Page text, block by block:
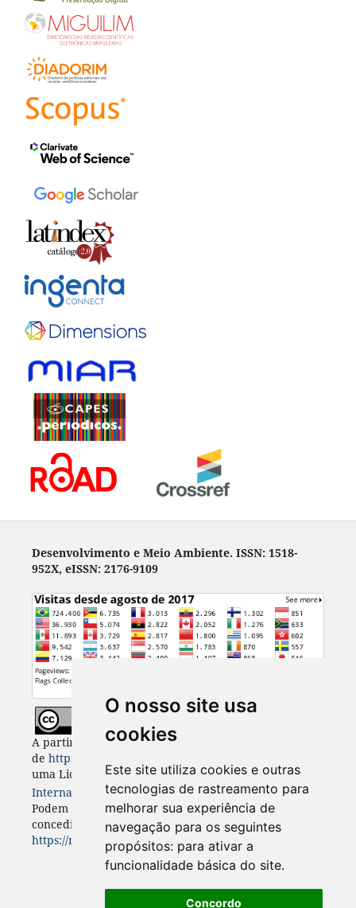
O nosso site usa
cookies
Este site utiliza cookies e outras
tecnologias de rastreamento para
melhorar sua experiência de
navegação para os seguintes
propósitos: para ativar a
funcionalidade básica do site.
Concordo
Desenvolvimento e Meio Ambiente. ISSN: 1518-
952X, eISSN: 2176-9109
A partir de 2023, Desenvolvimento e Meio Ambiente
de https://revistas.ufpr.br/made
uma Licença
Creative Commons - Atribuição 4.0
Internacional . CC BY 4.0
Podem estar disponíveis autorizações adicionais às
concedidas no âmbito desta licença em
https://revistas.ufpr.br/made/about.